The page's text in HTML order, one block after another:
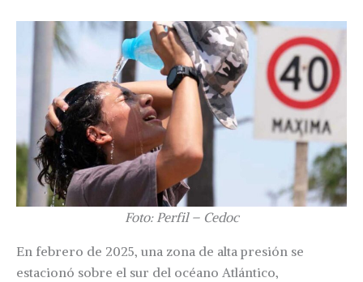
Foto: Perfil – Cedoc
En febrero de 2025, una zona de alta presión se
estacionó sobre el sur del océano Atlántico,